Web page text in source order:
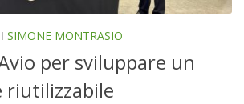
SIMONE MONTRASIO
per sviluppare un
riutilizzabile